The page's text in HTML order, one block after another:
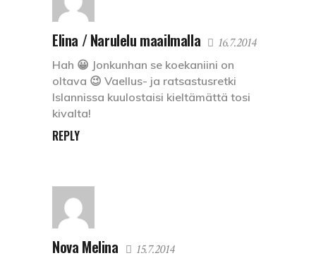
Elina / Narulelu maailmalla 16.7.2014
Hah 😀 Jonkunhan se koekaniini on
oltava 😉 Vaellus- ja ratsastusretki
Islannissa kuulostaisi kieltämättä tosi
kivalta!
REPLY
Nova Melina 15.7.2014